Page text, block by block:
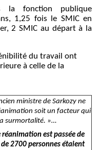
la fonction publique
1,25 fois le SMIC en
2 SMIC au départ à la
du travail ont
à celle de la
ministre de Sarkozy ne
soit un facteur qui
surmortalité. »…
est passée de
2700 personnes étaient